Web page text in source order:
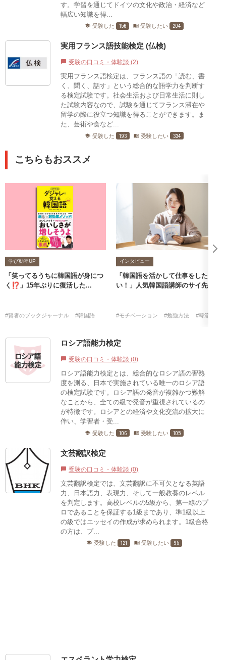
す。学習を通じてドイツの文化や政治・経済など
幅広い知識を得...
school 受験した 156 menu_book 受験したい 204
実用フランス語技能検定 (仏検)
chat_bubble 受験の口コミ・体験談 (2)
実用フランス語検定は、フランス語の「読む、書
く、聞く、話す」という総合的な語学力を判断す
る検定試験です。社会生活および日常生活に則し
た試験内容なので、試験を通じてフランス滞在や
留学の際に役立つ知識を得ることができます。ま
た、芸術や食など...
school 受験した 193 menu_book 受験したい 334
こちらもおススメ
学び効率UP
「笑ってるうちに韓国語が身につ
く⁉」15年ぶりに復活した...
#賢者のブックジャーナル #韓国語
インタビュー
「韓国語を活かして仕事をした
い！」人気韓国語講師のサイ先...
#モチベーション #勉強方法 #韓流
ロシア語能力検定
chat_bubble 受験の口コミ・体験談 (0)
ロシア語能力検定とは、総合的なロシア語の習熟
度を測る、日本で実施されている唯一のロシア語
の検定試験です。ロシア語の発音が複雑かつ難解
なことから、全ての級で発音が重視されているの
が特徴です。ロシアとの経済や文化交流の拡大に
伴い、学習者・受...
school 受験した 106 menu_book 受験したい 105
文芸翻訳検定
chat_bubble 受験の口コミ・体験談 (0)
文芸翻訳検定では、文芸翻訳に不可欠となる英語
力、日本語力、表現力、そして一般教養のレベル
を判定します。高校レベルの5級から、第一線のプ
ロであることを保証する1級まであり、準1級以上
の級ではエッセイの作成が求められます。1級合格
の方は、プ...
school 受験した 121 menu_book 受験したい 95